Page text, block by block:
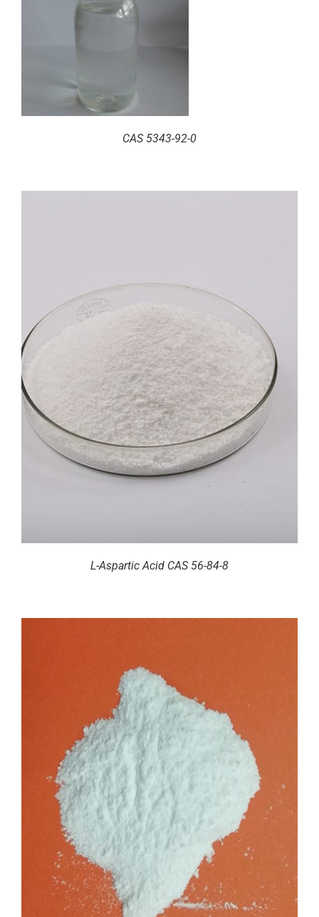
CAS 5343-92-0
L-Aspartic Acid CAS 56-84-8